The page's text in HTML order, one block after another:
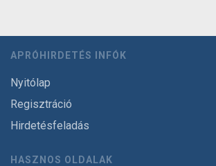
APRÓHIRDETÉS INFÓK
Nyitólap
Regisztráció
Hirdetésfeladás
HASZNOS OLDALAK